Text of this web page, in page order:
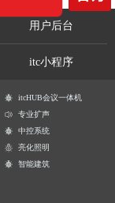
用户后台
itc小程序
itcHUB会议一体机
专业扩声
中控系统
亮化照明
智能建筑